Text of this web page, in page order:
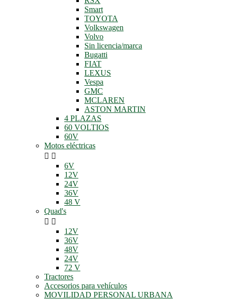
Smart
TOYOTA
Volkswagen
Volvo
Sin licencia/marca
Bugatti
FIAT
LEXUS
Vespa
GMC
MCLAREN
ASTON MARTIN
4 PLAZAS
60 VOLTIOS
60V
Motos eléctricas
 
6V
12V
24V
36V
48 V
Quad's
 
12V
36V
48V
24V
72 V
Tractores
Accesorios para vehículos
MOVILIDAD PERSONAL URBANA